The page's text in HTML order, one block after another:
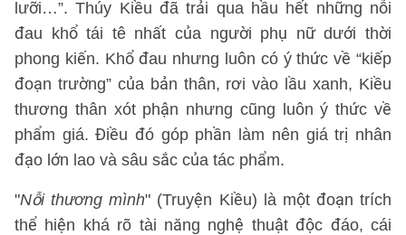
lưỡi…”. Thúy Kiều đã trải qua hầu hết những nỗi
đau khổ tái tê nhất của người phụ nữ dưới thời
phong kiến. Khổ đau nhưng luôn có ý thức về “kiếp
đoạn trường” của bản thân, rơi vào lầu xanh, Kiều
thương thân xót phận nhưng cũng luôn ý thức về
phẩm giá. Điều đó góp phần làm nên giá trị nhân
đạo lớn lao và sâu sắc của tác phẩm.
"Nỗi thương mình" (Truyện Kiều) là một đoạn trích
thể hiện khá rõ tài năng nghệ thuật độc đáo, cái